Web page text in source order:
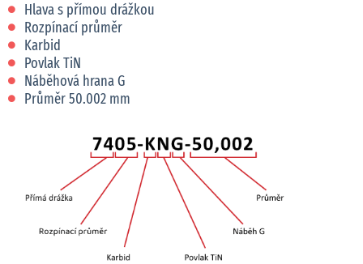
Hlava s přímou drážkou
Rozpínací průměr
Karbid
Povlak TiN
Náběhová hrana G
Průměr 50.002 mm